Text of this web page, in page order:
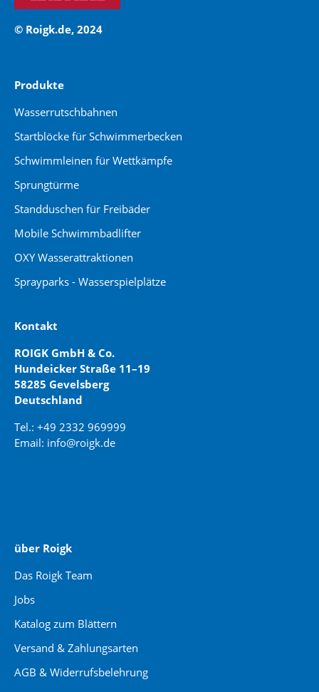
© Roigk.de, 2024
Produkte
Wasserrutschbahnen
Startblöcke für Schwimmerbecken
Schwimmleinen für Wettkämpfe
Sprungtürme
Standduschen für Freibäder
Mobile Schwimmbadlifter
OXY Wasserattraktionen
Sprayparks - Wasserspielplätze
Kontakt
ROIGK GmbH & Co.
Hundeicker Straße 11–19
58285 Gevelsberg
Deutschland
Tel.: +49 2332 969999
Email: info@roigk.de
über Roigk
Das Roigk Team
Jobs
Katalog zum Blättern
Versand & Zahlungsarten
AGB & Widerrufsbelehrung